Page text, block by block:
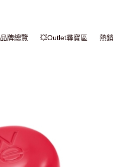
品牌總覽 💥Outlet尋寶區 熱